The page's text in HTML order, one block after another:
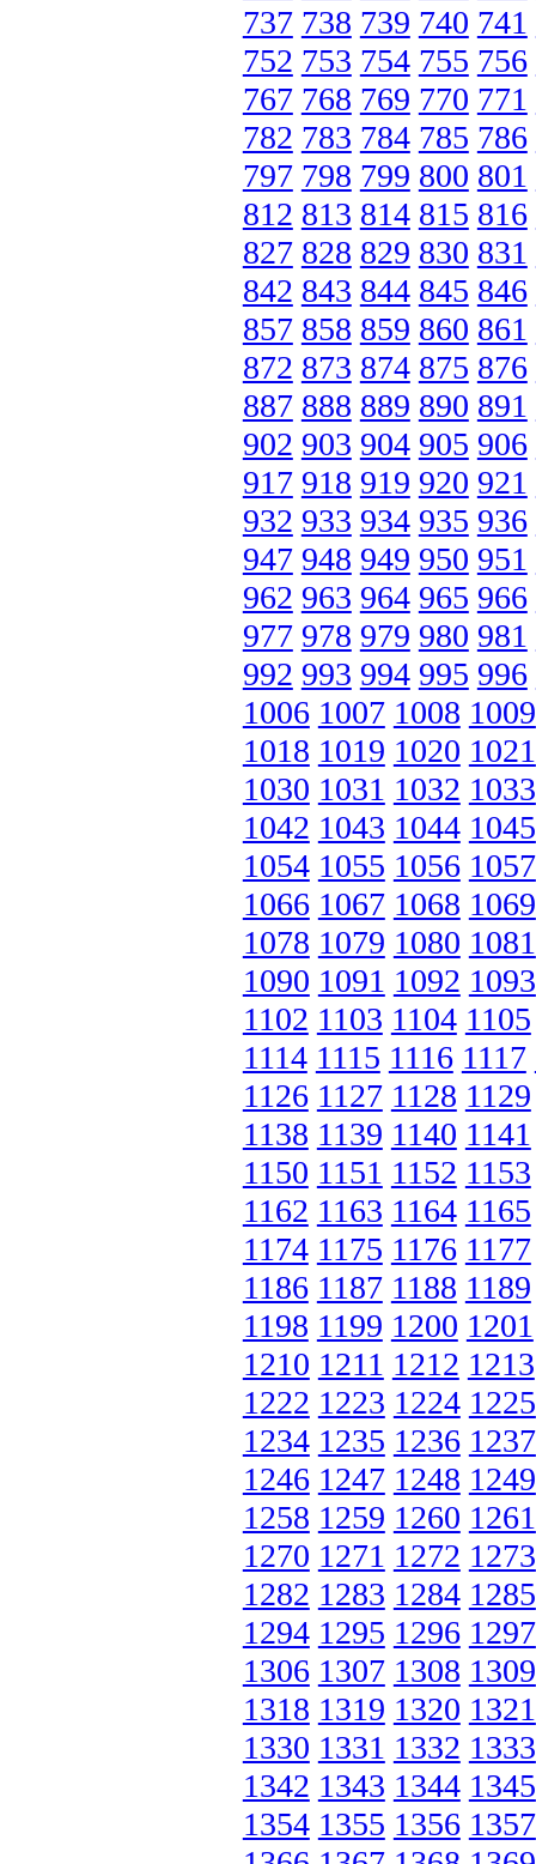
737 738 739 740 741
752 753 754 755 756
767 768 769 770 771
782 783 784 785 786
797 798 799 800 801
812 813 814 815 816
827 828 829 830 831
842 843 844 845 846
857 858 859 860 861
872 873 874 875 876
887 888 889 890 891
902 903 904 905 906
917 918 919 920 921
932 933 934 935 936
947 948 949 950 951
962 963 964 965 966
977 978 979 980 981
992 993 994 995 996
1006 1007 1008 1009
1018 1019 1020 1021
1030 1031 1032 1033
1042 1043 1044 1045
1054 1055 1056 1057
1066 1067 1068 1069
1078 1079 1080 1081
1090 1091 1092 1093
1102 1103 1104 1105
1114 1115 1116 1117
1126 1127 1128 1129
1138 1139 1140 1141
1150 1151 1152 1153
1162 1163 1164 1165
1174 1175 1176 1177
1186 1187 1188 1189
1198 1199 1200 1201
1210 1211 1212 1213
1222 1223 1224 1225
1234 1235 1236 1237
1246 1247 1248 1249
1258 1259 1260 1261
1270 1271 1272 1273
1282 1283 1284 1285
1294 1295 1296 1297
1306 1307 1308 1309
1318 1319 1320 1321
1330 1331 1332 1333
1342 1343 1344 1345
1354 1355 1356 1357